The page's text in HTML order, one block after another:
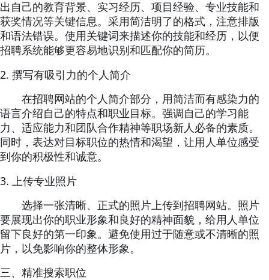
出自己的教育背景、实习经历、项目经验、专业技能和
获奖情况等关键信息。采用简洁明了的格式，注意排版
和语法错误。使用关键词来描述你的技能和经历，以便
招聘系统能够更容易地识别和匹配你的简历。
2. 撰写有吸引力的个人简介
在招聘网站的个人简介部分，用简洁而有感染力的
语言介绍自己的特点和职业目标。强调自己的学习能
力、适应能力和团队合作精神等职场新人必备的素质。
同时，表达对目标职位的热情和渴望，让用人单位感受
到你的积极性和诚意。
3.
上传专业照片
选择一张清晰、正式的照片上传到招聘网站。照片
要展现出你的职业形象和良好的精神面貌，给用人单位
留下良好的第一印象。避免使用过于随意或不清晰的照
片，以免影响你的整体形象。
三、精准搜索职位